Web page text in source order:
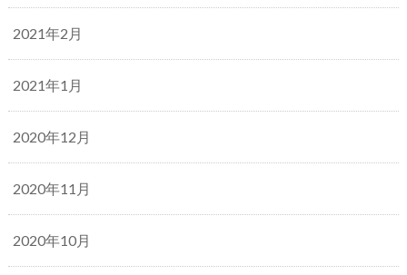
2021年2月
2021年1月
2020年12月
2020年11月
2020年10月